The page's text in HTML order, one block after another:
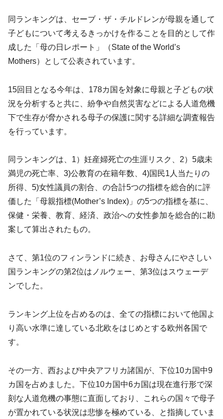
同ランキングは、セーブ・ザ・チルドレンが母親を通して
子どもについて考えるきっかけを作ることを目的として作
成した「母の日レポート」（State of the World’s
Mothers）として公表されています。
15回目となる今年は、178カ国を対象に母親と子どもの状
況を分析すると共に、紛争や自然災害などによる人道危機
下で生存が脅かされる母子の保護に関する詳細な調査報告
を行っています。
同ランキングは、1）妊産婦死亡の生涯リスク、2）5歳未
満児の死亡率、3)公教育の在籍年数、4)国民1人当たりの
所得、5)女性議員の割合、の合計5つの指標を総合的に評
価した「母親指標(Mother’s Index)」の5つの指標を基に、
保健・栄養、教育、経済、政治への女性参加を総合的に勘
案して算出されたもの。
さて、第1位のフィンランドに続き、お母さんにやさしい
国ランキングの第2位はノルウェー、第3位はスウェーデ
ンでした。
ランキング上位を占めるのは、全ての指標において他国よ
り高い水準に達している北欧をはじめとする欧州各国で
す。
その一方、西および中央アフリカ諸国が、下位10カ国中9
カ国を占めました。下位10カ国中6カ国は現在進行形で深
刻な人道危機の事態に直面しており、これらの国々で母子
が置かれている状況は悲惨を極めている、と指摘していま